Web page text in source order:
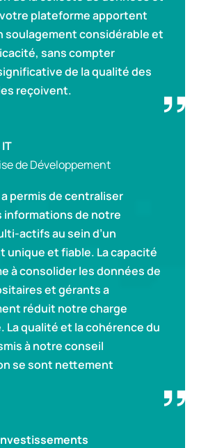
plateforme apportent
soulagement considérable et
sans compter
de la qualité des
reçoivent.
de Développement
permis de centraliser
informations de notre
actifs au sein d’un
unique et fiable. La capacité
à consolider les données de
et gérants a
réduit notre charge
La qualité et la cohérence du
à notre conseil
se sont nettement